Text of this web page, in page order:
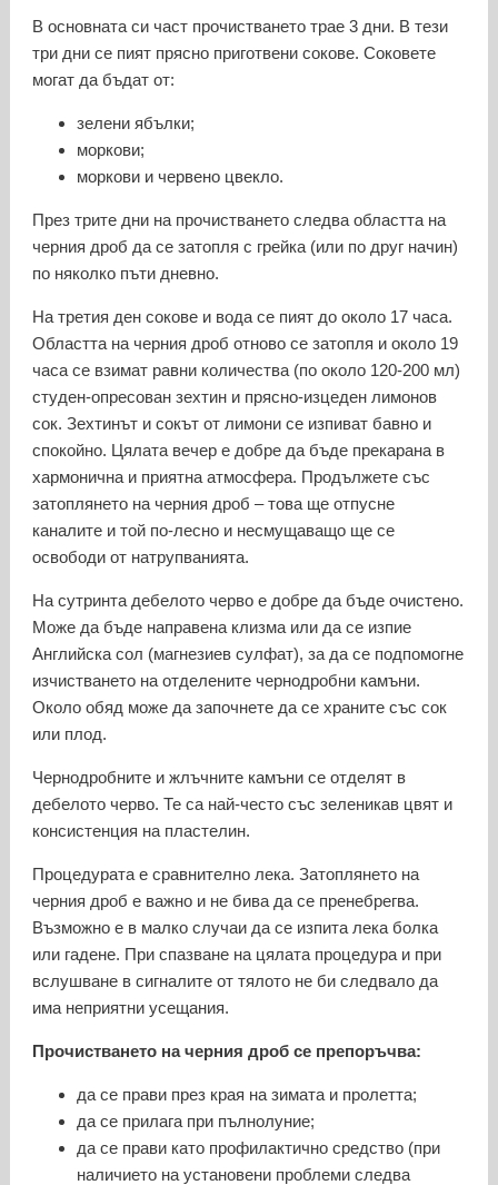
В основната си част прочистването трае 3 дни. В тези
три дни се пият прясно приготвени сокове. Соковете
могат да бъдат от:
зелени ябълки;
моркови;
моркови и червено цвекло.
През трите дни на прочистването следва областта на
черния дроб да се затопля с грейка (или по друг начин)
по няколко пъти дневно.
На третия ден сокове и вода се пият до около 17 часа.
Областта на черния дроб отново се затопля и около 19
часа се взимат равни количества (по около 120-200 мл)
студен-опресован зехтин и прясно-изцеден лимонов
сок. Зехтинът и сокът от лимони се изпиват бавно и
спокойно. Цялата вечер е добре да бъде прекарана в
хармонична и приятна атмосфера. Продължете със
затоплянето на черния дроб – това ще отпусне
каналите и той по-лесно и несмущаващо ще се
освободи от натрупванията.
На сутринта дебелото черво е добре да бъде очистено.
Може да бъде направена клизма или да се изпие
Английска сол (магнезиев сулфат), за да се подпомогне
изчистването на отделените чернодробни камъни.
Около обяд може да започнете да се храните със сок
или плод.
Чернодробните и жлъчните камъни се отделят в
дебелото черво. Те са най-често със зеленикав цвят и
консистенция на пластелин.
Процедурата е сравнително лека. Затоплянето на
черния дроб е важно и не бива да се пренебрегва.
Възможно е в малко случаи да се изпита лека болка
или гадене. При спазване на цялата процедура и при
вслушване в сигналите от тялото не би следвало да
има неприятни усещания.
Прочистването на черния дроб се препоръчва:
да се прави през края на зимата и пролетта;
да се прилага при пълнолуние;
да се прави като профилактично средство (при
наличието на установени проблеми следва